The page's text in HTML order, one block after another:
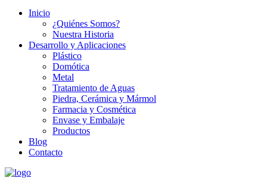
Inicio
¿Quiénes Somos?
Nuestra Historia
Desarrollo y Aplicaciones
Plástico
Domótica
Metal
Tratamiento de Aguas
Piedra, Cerámica y Mármol
Farmacia y Cosmética
Envase y Embalaje
Productos
Blog
Contacto